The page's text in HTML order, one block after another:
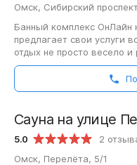
Омск, Сибирский
Банный комплекс ОнЛайн
предлагает свои услуги
отдых не просто весело
организма.
5.0 2
Сауна на улице
Омск, Перелёта, 5/1